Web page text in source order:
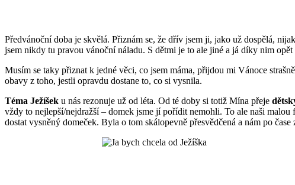
Předvánoční doba je skvělá. Přiznám se, že dřív jsem ji, jako už dospělá,
jsem nikdy tu pravou vánoční náladu. S dětmi je to ale jiné a já díky nim
Musím se taky přiznat k jedné věci, co jsem máma, přijdou mi Vánoce strašně
obavy z toho, jestli opravdu dostane to, co si vysnila.
Téma Ježíšek u nás rezonuje už od léta. Od té doby si totiž Mína přeje
vždy to nejlepší/nejdražší – domek jsme jí pořídit nemohli. To ale naši
dostat vysněný domeček. Byla o tom skálopevně přesvědčená a nám po